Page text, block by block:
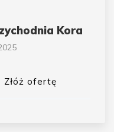
Kora
Złóż ofertę